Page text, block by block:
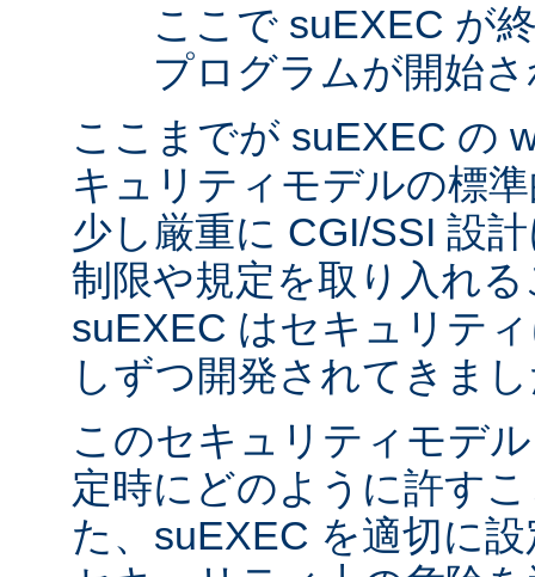
ここで suEXEC が
プログラムが開始
ここまでが suEXEC の
キュリティモデルの標
少し厳重に CGI/SSI 設
制限や規定を取り入れ
suEXEC はセキュリテ
しずつ開発されてきま
このセキュリティモデ
定時にどのように許す
た、suEXEC を適切に